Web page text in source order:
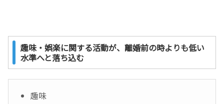
趣味・娯楽に関する活動が、離婚前の時よりも低い
水準へと落ち込む
趣味